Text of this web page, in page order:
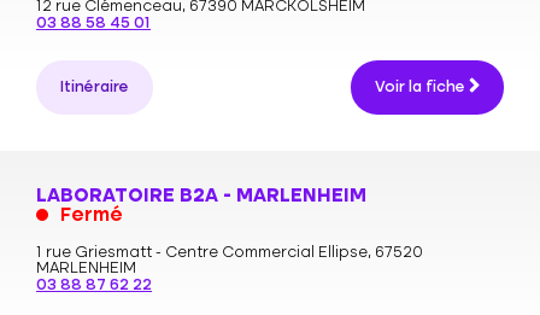
12 rue Clémenceau, 67390 MARCKOLSHEIM
03 88 58 45 01
Itinéraire Voir la fiche
LABORATOIRE B2A - MARLENHEIM
Fermé
1 rue Griesmatt - Centre Commercial Ellipse, 67520
MARLENHEIM
03 88 87 62 22